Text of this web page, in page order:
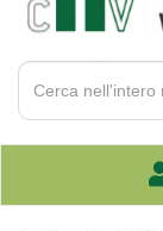
Cerca
Prodotto